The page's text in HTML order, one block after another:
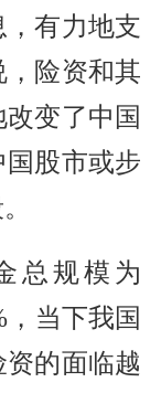
有力地支
险资和其
变了中国
股市或步
总规模为
，当下我国
的面临越